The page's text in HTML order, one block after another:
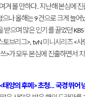
여겨볼만하다. 지난해본심에
으나올해는9건으로크게늘어
받으며많은인기를끌었던KBS
토브리그>, tvN 미니시리즈<사
>가모두본심에진출하면서
<태양의후예>초청…국경뛰어